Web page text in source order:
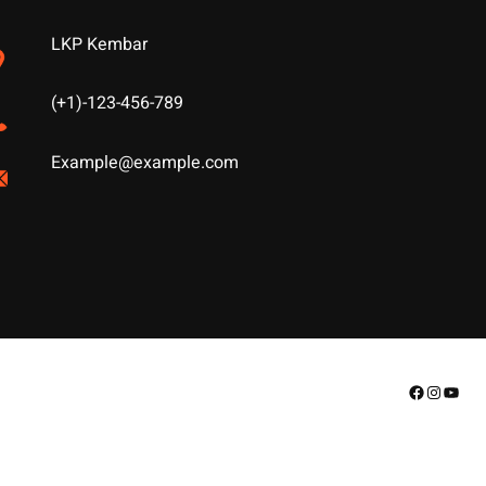
LKP Kembar
(+1)-123-456-789
Example@example.com
Facebook